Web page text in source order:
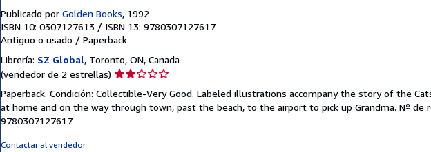
Publicado por Golden Books, 1992
ISBN 10: 0307127613 / ISBN 13: 9780307127617
Antiguo o usado / Paperback
Librería: SZ Global, Toronto, ON, Canada
(vendedor de 2 estrellas) Calificación
vendedor:
2
Paperback. Condición: Collectible-Very Good. Labeled illustrations accompany the story of the
at home and on the way through town, past the beach, to the airport to pick up Grandma. Nº de
9780307127617
Contactar al vendedor